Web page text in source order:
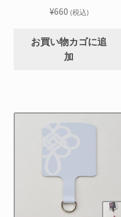
¥660 (税込)
お買い物カゴに追
加